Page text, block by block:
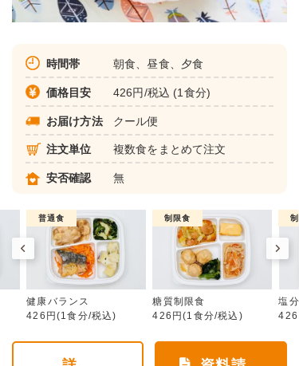
時間帯 朝食、昼食、夕食
価格目安 426円/税込 (1食分)
お届け方法 クール便
注文単位 複数食をまとめて注文
安否確認 無
普通食
健康バランス
426円(1食分/税込)
制限食
糖質制限食
426円(1食分/税込)
塩